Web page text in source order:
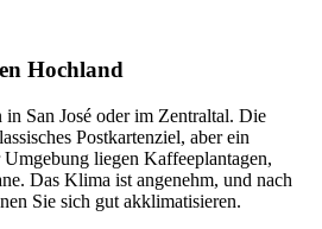
Hochland
San José oder im Zentraltal. Die
Postkartenziel, aber ein
liegen Kaffeeplantagen,
Das Klima ist angenehm, und nach
Sie sich gut akklimatisieren.